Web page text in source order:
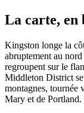
La carte, en
Kingston longe la
abruptement au
regroupent sur le
Middleton District
montagnes, tournée
Mary et de Portland.